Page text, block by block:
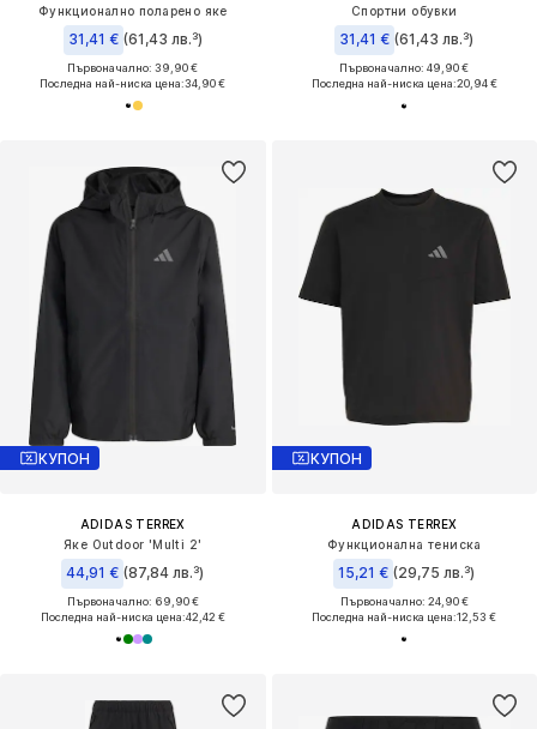
Функционално поларено яке
31,41 € (61,43 лв.³)
Първоначално: 39,90 €
Последна най-ниска цена:34,90 €
Спортни обувки
31,41 € (61,43 лв.³)
Първоначално: 49,90 €
Последна най-ниска цена:20,94 €
КУПОН
ADIDAS TERREX
Яке Outdoor 'Multi 2'
44,91 € (87,84 лв.³)
Първоначално: 69,90 €
Последна най-ниска цена:42,42 €
КУПОН
ADIDAS TERREX
Функционална тениска
15,21 € (29,75 лв.³)
Първоначално: 24,90 €
Последна най-ниска цена:12,53 €